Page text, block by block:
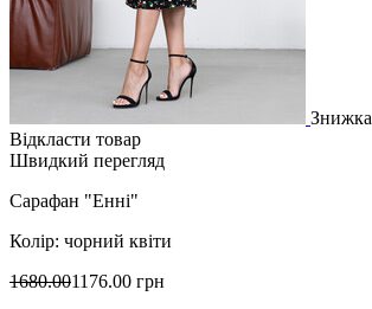
Знижка
Відкласти товар
Швидкий перегляд
Сарафан "Енні"
Колір: чорний квіти
1680.001176.00 грн